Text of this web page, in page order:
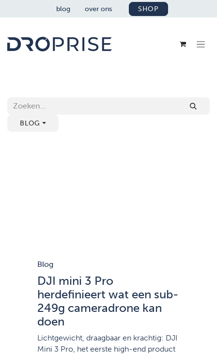
OVERSLAAN NAAR INHOUD
blog over ons SHOP
BLOG
Blog
DJI mini 3 Pro
herdefinieert wat een sub-
249g cameradrone kan
doen
Lichtgewicht, draagbaar en krachtig: DJI
Mini 3 Pro, het eerste high-end product